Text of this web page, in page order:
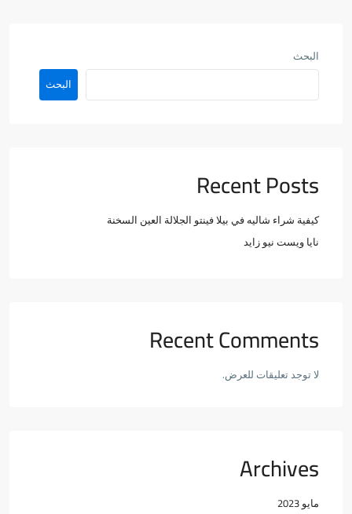
البحث
البحث
Recent Posts
كيفية شراء شاليه في بيلا فينتو الجلالة العين السخنة
نايا ويست نيو زايد
Recent Comments
لا توجد تعليقات للعرض.
Archives
مايو 2023